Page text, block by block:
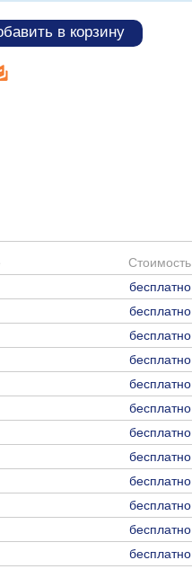
в корзину
Стоимость
бесплатно
бесплатно
бесплатно
бесплатно
бесплатно
бесплатно
бесплатно
бесплатно
бесплатно
бесплатно
бесплатно
бесплатно